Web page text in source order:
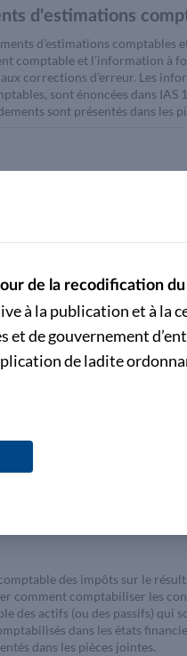
d'estimations
d’estimations
comptable et l’information à
corrections d’erreur. Les
sont énoncées dans
sont présentés dans les
de reporting
de reporting" est de
et les informations
à la période de reporting.
des impôts sur le
comment comptabiliser les
des actifs (ou des passifs) qui
dans les états
dans les pièces jointes.
de la recodification
à la publication et à la
de gouvernement
de ladite